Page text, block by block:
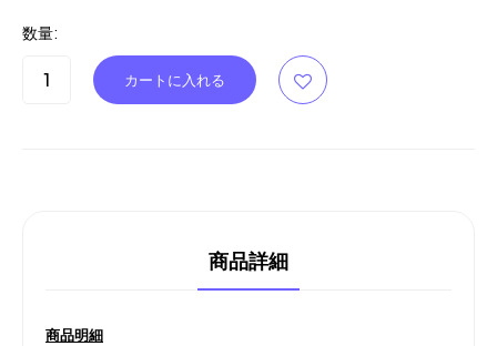
数量:
商品詳細
商品明細